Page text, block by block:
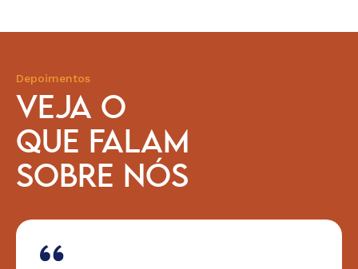
Depoimentos
VEJA O
QUE FALAM
SOBRE NÓS